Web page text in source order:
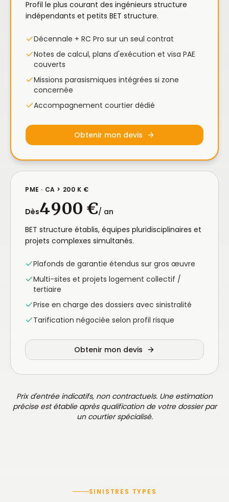
Profil le plus courant des ingénieurs structure
indépendants et petits BET structure.
Décennale + RC Pro sur un seul contrat
Notes de calcul, plans d'exécution et visa PAE
couverts
Missions parasismiques intégrées si zone
concernée
Accompagnement courtier dédié
Obtenir mon devis
PME · CA > 200 K €
Dès4 900 €/ an
BET structure établis, équipes pluridisciplinaires et
projets complexes simultanés.
Plafonds de garantie étendus sur gros œuvre
Multi-sites et projets logement collectif /
tertiaire
Prise en charge des dossiers avec sinistralité
Tarification négociée selon profil risque
Obtenir mon devis
Prix d'entrée indicatifs, non contractuels. Une estimation
précise est établie après qualification de votre dossier par
un courtier spécialisé.
SINISTRES TYPES